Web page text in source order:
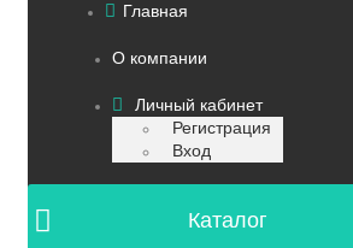
Главная
О компании
Личный кабинет
Регистрация
Вход
Каталог